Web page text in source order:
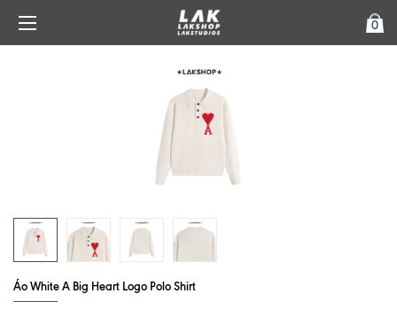
0
Áo White A Big Heart Logo Polo Shirt